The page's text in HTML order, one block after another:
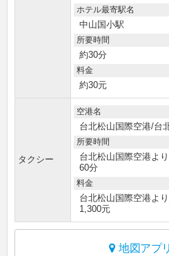
ホテル最寄駅名
中山国小駅
所要時間
約30分
料金
約30元
タクシー
空港名
台北松山国際空港/台
所要時間
台北松山国際空港よ
60分
料金
台北松山国際空港よ
1,300元
地図アプ